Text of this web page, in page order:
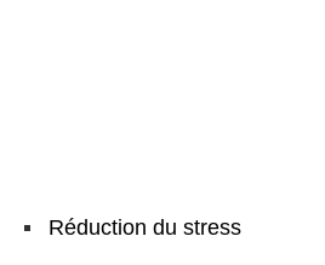
Réduction du stress